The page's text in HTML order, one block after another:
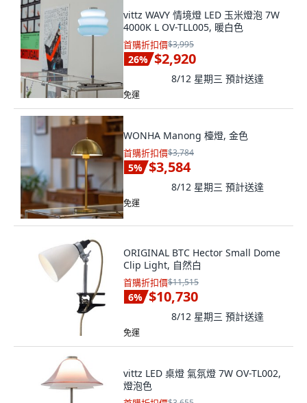
vittz WAVY 情境燈 LED 玉米燈泡 7W
4000K L OV-TLL005, 暖白色
首購折扣價$3,995
26% $2,920
8/12 星期三 預計送達
免運
WONHA Manong 檯燈, 金色
首購折扣價$3,784
5% $3,584
8/12 星期三 預計送達
免運
ORIGINAL BTC Hector Small Dome
Clip Light, 自然白
首購折扣價$11,515
6% $10,730
8/12 星期三 預計送達
免運
vittz LED 桌燈 氣氛燈 7W OV-TL002,
燈泡色